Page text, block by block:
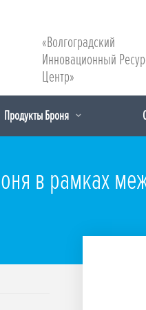
«Волгоградский
Инновационный
Центр»
Продукты Броня
в рамках